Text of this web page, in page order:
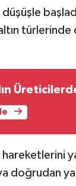
hareketlerini
doğrudan